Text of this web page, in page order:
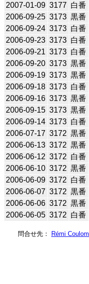
2007-01-09 3177 白番
2006-09-25 3173 黒番
2006-09-24 3173 白番
2006-09-23 3173 白番
2006-09-21 3173 白番
2006-09-20 3173 黒番
2006-09-19 3173 黒番
2006-09-18 3173 白番
2006-09-16 3173 黒番
2006-09-15 3173 黒番
2006-09-14 3173 白番
2006-07-17 3172 黒番
2006-06-13 3172 黒番
2006-06-12 3172 白番
2006-06-10 3172 黒番
2006-06-09 3172 白番
2006-06-07 3172 黒番
2006-06-06 3172 黒番
2006-06-05 3172 白番
問合せ先： Rémi Coulom